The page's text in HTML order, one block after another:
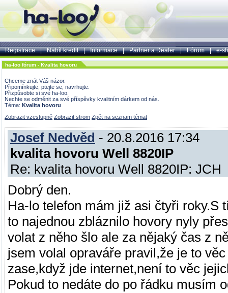
Registrace | Nabít kredit | Informace | Partner a Dealer | Fórum | e-
ha-loo fórum - Kvalita hovoru
Chceme znát Váš názor.
Připomínkujte, ptejte se, navrhujte.
Přizpůsobte si své ha-loo.
Nechte se odměnit za své příspěvky kvalitním dárkem od nás.
Téma: Kvalita hovoru
Zobrazit vzestupně Zobrazit strom Zpět na seznam témat
Josef Nedvěd - 20.8.2016 17:34
kvalita hovoru Well 8820IP
Re: kvalita hovoru Well 8820IP: JCH
Dobrý den.
Ha-lo telefon mám již asi čtyři roky.S
to najednou zbláznilo hovory nyly
volat z něho šlo ale za nějaký čas z
jsem volal opraváře pravil,že je to
zase,když jde internet,není to věc
Pokud to nedáte do po řádku musím